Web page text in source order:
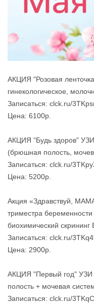
АКЦИЯ "Розовая
гинекологическое,
Записаться: clck.ru/
Цена: 6100р.
АКЦИЯ "Будь здоров"
(брюшная полость,
Записаться: clck.ru/
Цена: 5200р.
Акция «Здравствуй,
триместра
биохимический
Записаться: clck.ru/
Цена: 2900р.
АКЦИЯ "Первый год" УЗИ
полость + мочевая
Записаться: clck.ru/